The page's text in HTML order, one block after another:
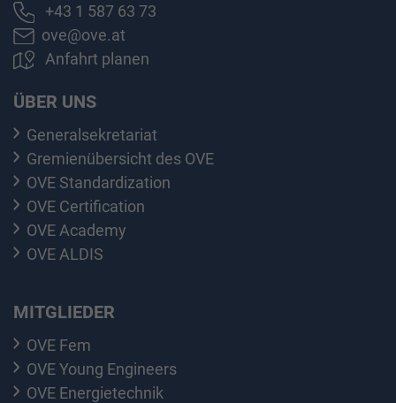
+43 1 587 63 73
ove@ove.at
Anfahrt planen
ÜBER UNS
Generalsekretariat
Gremienübersicht des OVE
OVE Standardization
OVE Certification
OVE Academy
OVE ALDIS
MITGLIEDER
OVE Fem
OVE Young Engineers
OVE Energietechnik